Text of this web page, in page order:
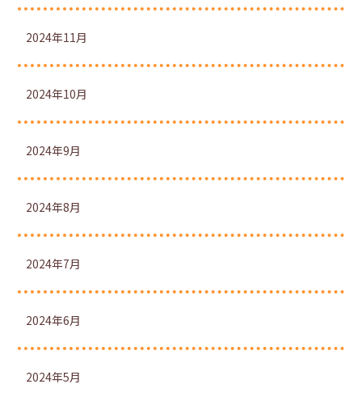
2024年11月
2024年10月
2024年9月
2024年8月
2024年7月
2024年6月
2024年5月